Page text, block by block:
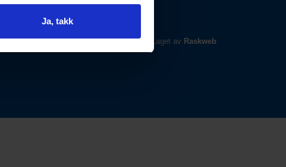
Ja, takk
Laget av Raskweb